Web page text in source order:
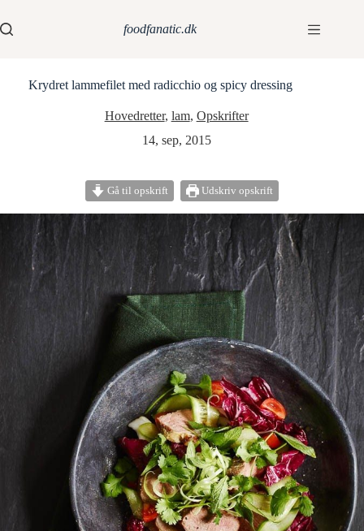
foodfanatic.dk
Krydret lammefilet med radicchio og spicy dressing
Hovedretter, lam, Opskrifter
14, sep, 2015
Gå til opskrift Udskriv opskrift